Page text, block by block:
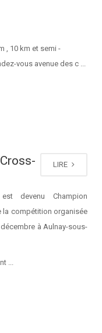
, 10 km et semi -
vous avenue des c ...
LIRE
devenu Champion
la compétition organisée
à Aulnay-sous-
...